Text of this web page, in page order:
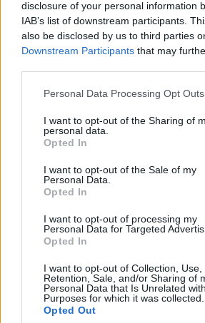
disclosure of your personal information
IAB’s list of downstream participants.
also be disclosed by us to third parties
Downstream Participants that may
Please note that this website/app uses
not limited to your visit or usage
grant or deny consent to Google and its
use your data for below specified
consent section.
Personal Data Processing Opt Outs
I want to opt-out of the Sharing of
personal data.
Opted In
I want to opt-out of the Sale of my
Personal Data.
Opted In
I want to opt-out of processing my
Personal Data for Targeted
Opted In
I want to opt-out of Collection, Use,
Retention, Sale, and/or Sharing of
Personal Data that Is Unrelated
Purposes for which it was collected.
Opted Out
αεροπυρόσβεση στη
20:40
ΣΑΝ ΣΗΜΕΡΑ – 8
Ναυμαχία του
ισπανική αρμάδα σκορπίζει
Οι Ινδοί πήγαν Pitch Black
ιδιαιτερότητα